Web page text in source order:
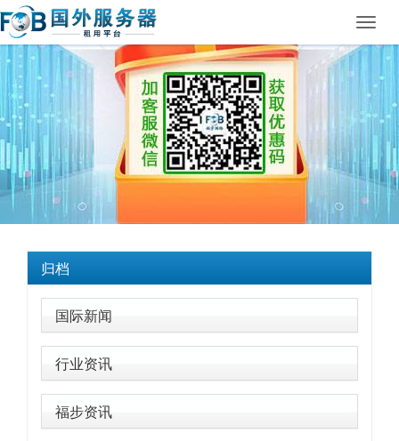
归档
国际新闻
行业资讯
福步资讯